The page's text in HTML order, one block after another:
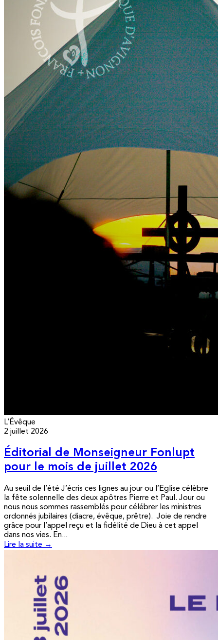
L’Évêque
2 juillet 2026
Éditorial de Monseigneur Fonlupt
pour le mois de juillet 2026
Au seuil de l’été J’écris ces lignes au jour ou l’Eglise célèbre
la fête solennelle des deux apôtres Pierre et Paul. Jour ou
nous nous sommes rassemblés pour célébrer les ministres
ordonnés jubilaires (diacre, évêque, prêtre). Joie de rendre
grâce pour l’appel reçu et la fidélité de Dieu à cet appel
dans nos vies. En...
Lire la suite →